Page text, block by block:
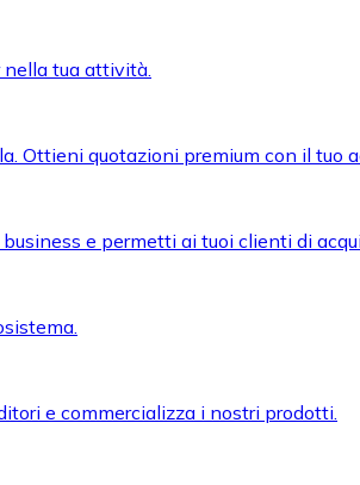
nella tua attività.
Ottieni quotazioni premium con il tuo
e permetti ai tuoi clienti di
e commercializza i nostri prodotti.